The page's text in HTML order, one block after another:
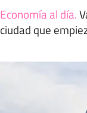
Economía al día.
ciudad que